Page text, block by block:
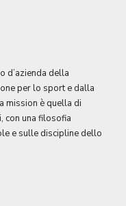
d’azienda della
per lo sport e dalla
mission è quella di
con una filosofia
e sulle discipline dello